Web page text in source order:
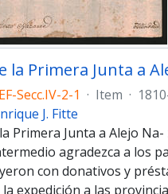
Secc.IV-2-1 · Item ·
J. Fitte
Primera Junta a Alejo
agradezca a los
con donativos y
la expedición a las